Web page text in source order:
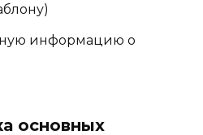
информацию о
основных